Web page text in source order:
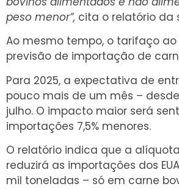
peso menor”, cita o relatório da
Ao mesmo tempo, o tarifaço ao
previsão de importação de
Para 2025, a expectativa de
pouco mais de um mês –
julho. O impacto maior será
importações 7,5% menores.
O relatório indica que a
reduzirá as importações dos
mil toneladas – só em carne